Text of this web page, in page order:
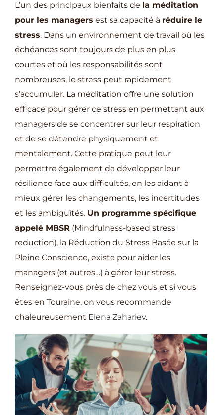
L’un des principaux bienfaits de la méditation
pour les managers est sa capacité à réduire le
stress. Dans un environnement de travail où les
échéances sont toujours de plus en plus
courtes et où les responsabilités sont
nombreuses, le stress peut rapidement
s’accumuler. La méditation offre une solution
efficace pour gérer ce stress en permettant aux
managers de se concentrer sur leur respiration
et de se détendre physiquement et
mentalement. Cette pratique peut leur
permettre également de développer leur
résilience face aux difficultés, en les aidant à
mieux gérer les changements, les incertitudes
et les ambiguïtés. Un programme spécifique
appelé MBSR (Mindfulness-based stress
reduction), la Réduction du Stress Basée sur la
Pleine Conscience, existe pour aider les
managers (et autres…) à gérer leur stress.
Renseignez-vous près de chez vous et si vous
êtes en Touraine, on vous recommande
chaleureusement Elena Zahariev.